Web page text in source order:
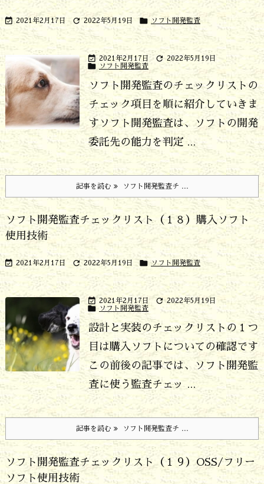
 2021年2月17日  2022年5月19日  ソフト開発監査
 2021年2月17日  2022年5月19日
 ソフト開発監査
ソフト開発監査のチェックリストの
チェック項目を順に紹介していきま
すソフト開発監査は、ソフトの開発
委託先の能力を判定 ...
記事を読む ソフト開発監査チ ...
ソフト開発監査チェックリスト（１８）購入ソフト
使用技術
 2021年2月17日  2022年5月19日  ソフト開発監査
 2021年2月17日  2022年5月19日
 ソフト開発監査
設計と実装のチェックリストの１つ
目は購入ソフトについての確認です
この前後の記事では、ソフト開発監
査に使う監査チェッ ...
記事を読む ソフト開発監査チ ...
ソフト開発監査チェックリスト（１９）OSS/フリー
ソフト使用技術